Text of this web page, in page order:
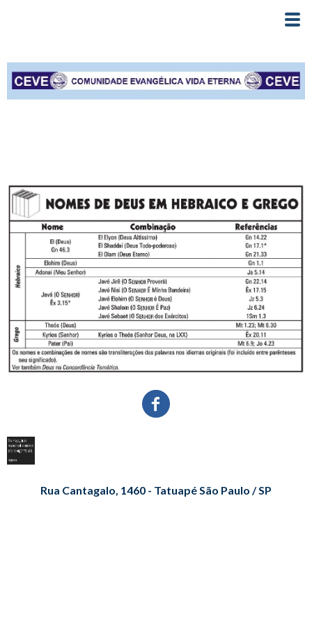
Rua Cantagalo, 1460 - Tatuapé São Paulo / SP